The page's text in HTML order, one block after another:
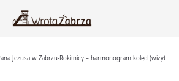
Jezusa w Zabrzu-Rokitnicy – harmonogram kolęd (wizyt